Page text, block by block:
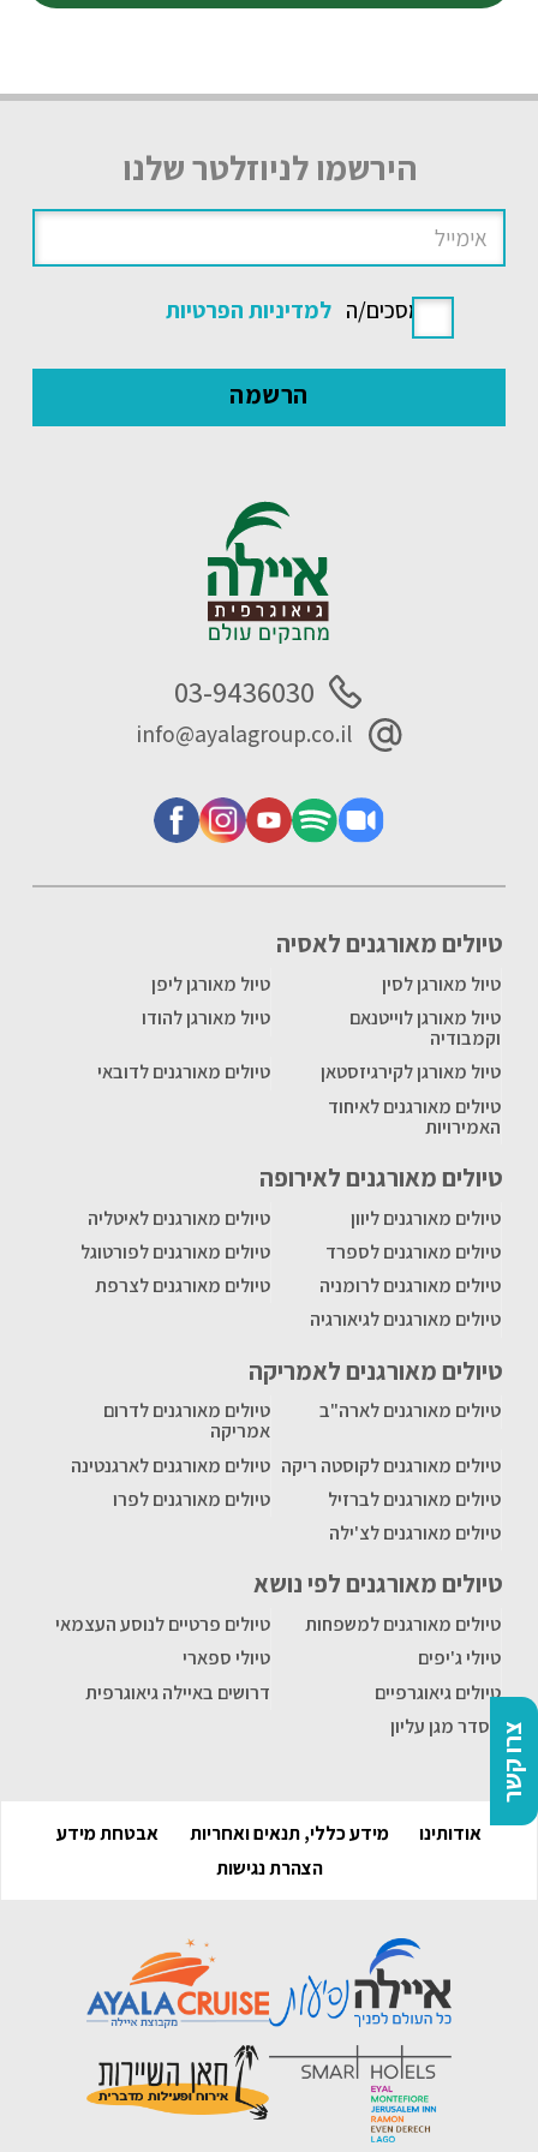
צרו קשר
הירשמו לניוזלטר שלנו
אני מסכים/ה למדיניות הפרטיות
טיולים מאורגנים לאסיה
טיול מאורגן לסין
טיול מאורגן ליפן
טיול מאורגן לוייטנאם
וקמבודיה
טיול מאורגן להודו
טיול מאורגן לקירגיזסטאן
טיולים מאורגנים לדובאי
טיולים מאורגנים לאיחוד
האמירויות
טיולים מאורגנים לאירופה
טיולים מאורגנים ליוון
טיולים מאורגנים לאיטליה
טיולים מאורגנים לספרד
טיולים מאורגנים לפורטוגל
טיולים מאורגנים לרומניה
טיולים מאורגנים לצרפת
טיולים מאורגנים לגיאורגיה
טיולים מאורגנים לאמריקה
טיולים מאורגנים לארה"ב
טיולים מאורגנים לדרום
אמריקה
טיולים מאורגנים לקוסטה ריקה טיולים מאורגנים לארגנטינה
טיולים מאורגנים לברזיל
טיולים מאורגנים לפרו
טיולים מאורגנים לצ'ילה
טיולים מאורגנים לפי נושא
טיולים מאורגנים למשפחות
טיולים פרטיים לנוסע העצמאי
טיולי ג'יפים
טיולי ספארי
טיולים גיאוגרפיים
דרושים באיילה גיאוגרפית
הסדר מגן עליון
03-9436030
info@ayalagroup.co.il
אודותינו מידע כללי, תנאים ואחריות
אבטחת מידע
הצהרת נגישות